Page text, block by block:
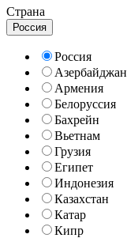
Страна
Россия
Россия
Азербайджан
Армения
Белоруссия
Бахрейн
Вьетнам
Грузия
Египет
Индонезия
Казахстан
Катар
Кипр